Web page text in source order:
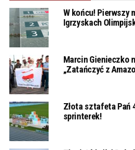
W końcu! Pierwszy
Igrzyskach
Marcin Gienieczko
„Zatańczyć z
Złota sztafeta Pań
sprinterek!